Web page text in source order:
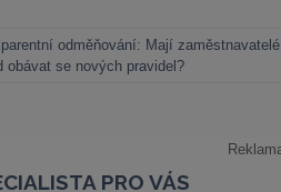
odměňování: Mají zaměstnavatelé
obávat se nových pravidel?